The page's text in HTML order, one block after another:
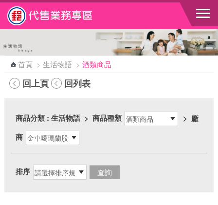
跳到主要內容區塊
首頁 > 生活物語 > 酒類商品
回上頁 回列表
商品分類: 生活物語 > 商品種類 > 廠
商
排序